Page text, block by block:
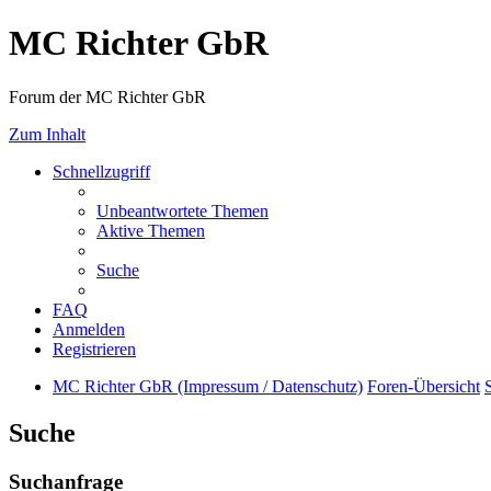
MC Richter GbR
Forum der MC Richter GbR
Zum Inhalt
Schnellzugriff
Unbeantwortete Themen
Aktive Themen
Suche
FAQ
Anmelden
Registrieren
MC Richter GbR (Impressum / Datenschutz) Foren-Übersicht
Suche
Suchanfrage